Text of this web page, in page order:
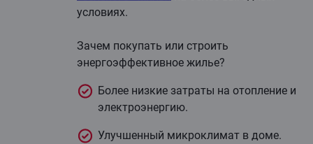
условиях.
Зачем покупать или строить
энергоэффективное жилье?
Более низкие затраты на отопление и
электроэнергию.
Улучшенный микроклимат в доме.